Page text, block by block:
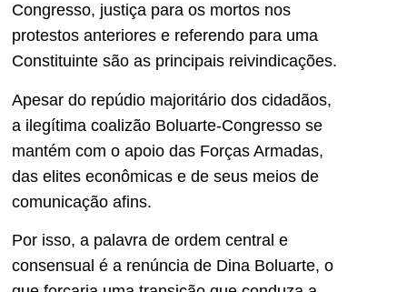
Congresso, justiça para os mortos nos
protestos anteriores e referendo para uma
Constituinte são as principais reivindicações.
Apesar do repúdio majoritário dos cidadãos,
a ilegítima coalizão Boluarte-Congresso se
mantém com o apoio das Forças Armadas,
das elites econômicas e de seus meios de
comunicação afins.
Por isso, a palavra de ordem central e
consensual é a renúncia de Dina Boluarte, o